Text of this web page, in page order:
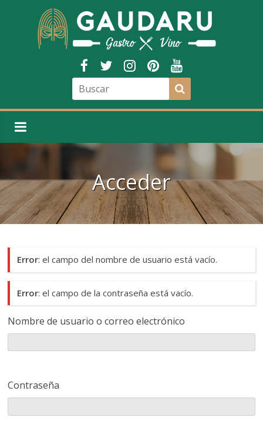
Acceder
Error: el campo del nombre de usuario está vacío.
Error: el campo de la contraseña está vacío.
Nombre de usuario o correo electrónico
Contraseña